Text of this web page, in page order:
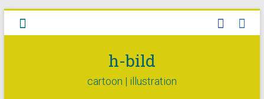
h-bild
cartoon | illustration